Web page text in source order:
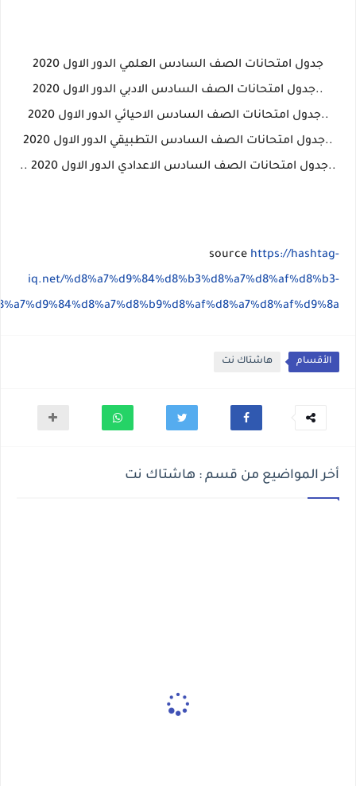
جدول امتحانات الصف السادس العلمي الدور الاول 2020
..جدول امتحانات الصف السادس الادبي الدور الاول 2020
..جدول امتحانات الصف السادس الاحيائي الدور الاول 2020
..جدول امتحانات الصف السادس التطبيقي الدور الاول 2020
..جدول امتحانات الصف السادس الاعدادي الدور الاول 2020 ..
source https://hashtag-
iq.net/%d8%a7%d9%84%d8%b3%d8%a7%d8%af%d8%b3-
الأقسام هاشتاك نت
أخر المواضيع من قسم : هاشتاك نت